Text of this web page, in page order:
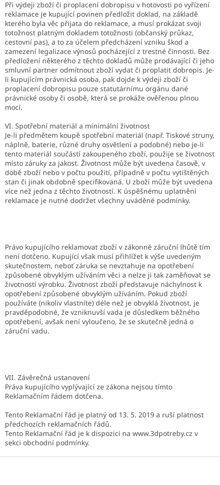
Při výdeji zboží či proplacení dobropisu v hotovosti po vyřízení
reklamace je kupující povinen předložit doklad, na základě
kterého byla věc přijata do reklamace, a musí prokázat svoji
totožnost platným dokladem totožnosti (občanský průkaz,
cestovní pas), a to za účelem předcházení vzniku škod a
zamezení legalizace výnosů pocházející z trestné činnosti. Bez
předložení některého z těchto dokladů může prodávající či jeho
smluvní partner odmítnout zboží vydat či proplatit dobropis. Je-
li kupujícím právnická osoba, pak dojde k výdeji zboží či
proplacení dobropisu pouze statutárnímu orgánu dané
právnické osoby či osobě, která se prokáže ověřenou plnou
mocí.
VI. Spotřební materiál a minimální životnost
Je-li předmětem koupě spotřební materiál (např. Tiskové struny,
náplně, baterie, různé druhy osvětlení a podobné) nebo je-li
tento materiál součástí zakoupeného zboží, použije se životnost
místo záruky za jakost. Životnost může být uvedena časově, v
době zboží nebo v počtu použití, případně v počtu vytištěných
stan či jinak obdobně specifikovaná. U zboží může být uvedena
více než jedna z těchto životností. K úspěšnému uplatnění
reklamace je nutné dodržet všechny uváděné podmínky.
Právo kupujícího reklamovat zboží v zákonné záruční lhůtě tím
není dotčeno. Kupující však musí přihlížet k výše uvedeným
skutečnostem, neboť záruka se nevztahuje na opotřebení
způsobené obvyklým užíváním věci a nelze ji tak zaměňovat se
životností výrobku. Životnost zboží představuje náchylnost k
opotřebení způsobené obvyklým užíváním. Pokud zboží
používáte (nikoliv vlastníte) déle než je obvyklá životnost, je
pravděpodobné, že vzniknuvší vada je důsledkem běžného
opotřebení, avšak není vyloučeno, že se skutečně jedná o
záruční vadu.
VII. Závěrečná ustanovení
Práva kupujícího vyplývající ze zákona nejsou tímto
Reklamačním řádem dotčena.
Tento Reklamační řád je platný od 13. 5. 2019 a ruší platnost
předchozích reklamačních řádů.
Tento Reklamační řád je k dispozici na www.3dpotreby.cz v
sekci obchodní podmínky.
Z